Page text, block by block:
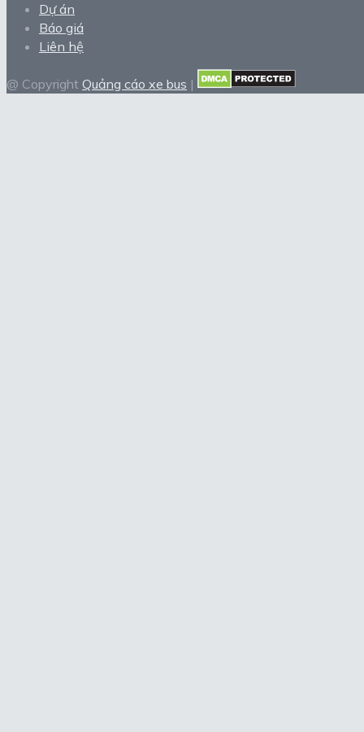
Dự án
Báo giá
Liên hệ
@ Copyright Quảng cáo xe bus |